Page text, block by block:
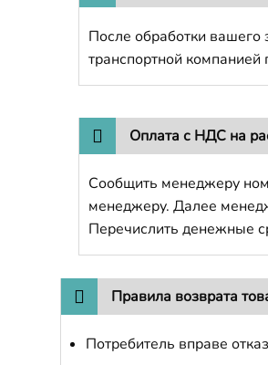
После обработки вашего
транспортной
Оплата с НДС на
Сообщить менеджеру
менеджеру. Далее
Перечислить денежные
Правила возврата
Потребитель вправе